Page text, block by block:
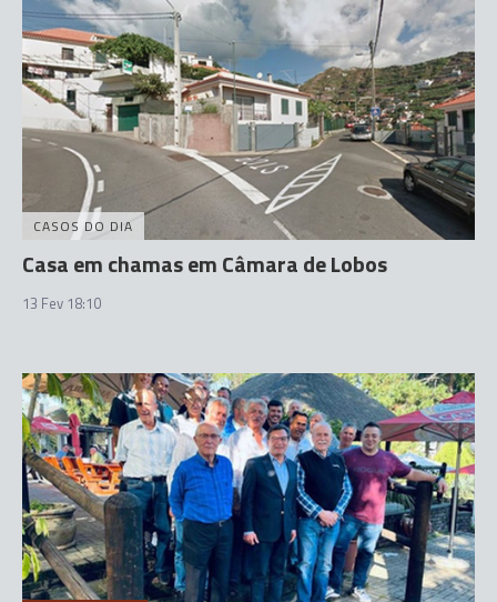
CASOS DO DIA
Casa em chamas em Câmara de Lobos
13 Fev 18:10